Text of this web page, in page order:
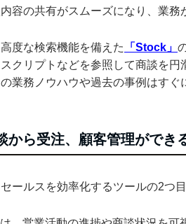
容の共有がスムーズになり、業務
度な検索機能を備えた 「Stock」
クリプトなどを参照して商談を
業務ノウハウや過去の事例はすぐ
から受注、顧客管理ができ
ールスを効率化するツールの2つ